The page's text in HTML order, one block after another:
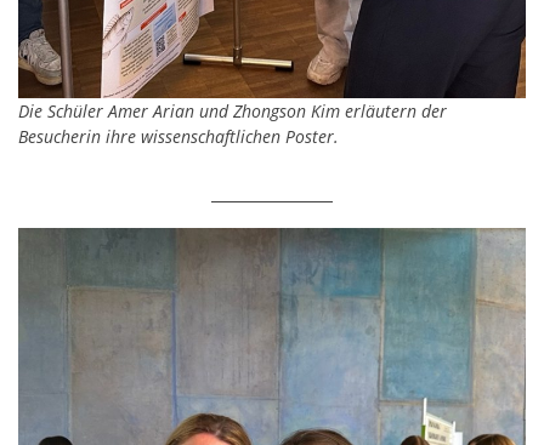
Die Schüler Amer Arian und Zhongson Kim erläutern der
Besucherin ihre wissenschaftlichen Poster.